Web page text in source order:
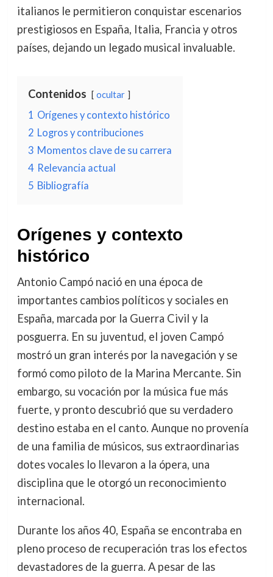
italianos le permitieron conquistar escenarios
prestigiosos en España, Italia, Francia y otros
países, dejando un legado musical invaluable.
Contenidos ocultar
1 Orígenes y contexto histórico
2 Logros y contribuciones
3 Momentos clave de su carrera
4 Relevancia actual
5 Bibliografía
Orígenes y contexto
histórico
Antonio Campó nació en una época de
importantes cambios políticos y sociales en
España, marcada por la Guerra Civil y la
posguerra. En su juventud, el joven Campó
mostró un gran interés por la navegación y se
formó como piloto de la Marina Mercante. Sin
embargo, su vocación por la música fue más
fuerte, y pronto descubrió que su verdadero
destino estaba en el canto. Aunque no provenía
de una familia de músicos, sus extraordinarias
dotes vocales lo llevaron a la ópera, una
disciplina que le otorgó un reconocimiento
internacional.
Durante los años 40, España se encontraba en
pleno proceso de recuperación tras los efectos
devastadores de la guerra. A pesar de las